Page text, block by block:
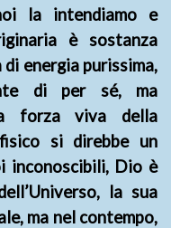
la intendiamo e
è sostanza
energia purissima,
di per sé, ma
forza viva della
si direbbe un
inconoscibili, Dio è
la sua
ma nel contempo,